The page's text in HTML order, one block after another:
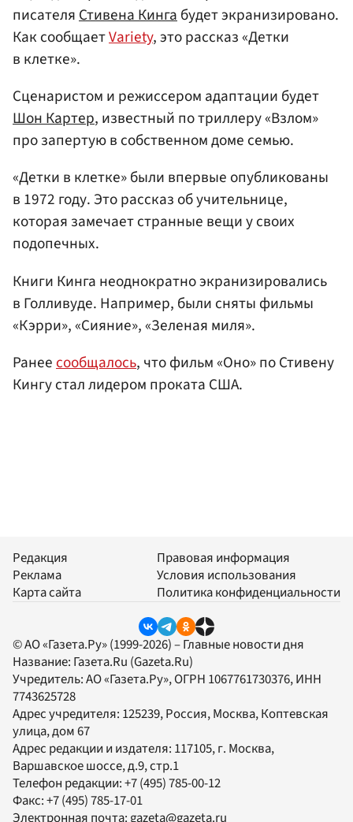
писателяСтивена Кингабудет экранизировано.
Как сообщаетVariety, это рассказ «Детки
в клетке».
Сценаристом и режиссером адаптации будет
Шон Картер, известный по триллеру «Взлом»
про запертую в собственном доме семью.
«Детки в клетке» были впервые опубликованы
в 1972 году. Это рассказ об учительнице,
которая замечает странные вещи у своих
подопечных.
Книги Кинга неоднократно экранизировались
в Голливуде. Например, были сняты фильмы
«Кэрри», «Сияние», «Зеленая миля».
Ранеесообщалось, что фильм «Оно» по Стивену
Кингу стал лидером проката США.
Редакция
Реклама
Карта сайта
Правовая информация
Условия использования
Политика конфиденциальности
© АО «Газета.Ру» (1999-2026) – Главные новости дня
Название: Газета.Ru (Gazeta.Ru)
Учредитель:АО «Газета.Ру», ОГРН 1067761730376, ИНН
7743625728
Адрес учредителя: 125239, Россия, Москва, Коптевская
улица, дом 67
Адрес редакции и издателя: 117105, г. Москва,
Варшавское шоссе, д.9, стр.1
Телефон редакции:+7 (495) 785-00-12
Факс:+7 (495) 785-17-01
Электронная почта: gazeta@gazeta.ru